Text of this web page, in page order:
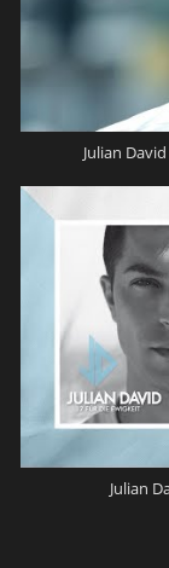
Julian
Julian